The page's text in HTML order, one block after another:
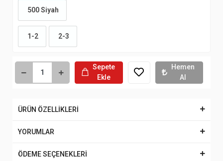
500 Siyah
1-2 2-3
Sepete
Ekle
Hemen
Al
ÜRÜN ÖZELLİKLERİ
YORUMLAR
ÖDEME SEÇENEKLERİ